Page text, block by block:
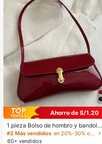
Ahorro de S/1.20
1 pieza Bolso de hombro y bandoler
a de cuero sintético aceitado retro
para mujer, adecuado para citas, sa
#2 Más vendidos
en 20%-30% off Bolsos de hombro para mujer
60+ vendidos